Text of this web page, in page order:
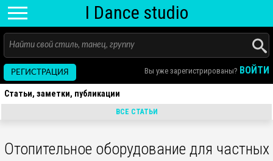
I Dance studio
Вы уже зарегистрированы? ВОЙТИ
РЕГИСТРАЦИЯ
Статьи, заметки, публикации
ВСЕ СТАТЬИ
Отопительное оборудование для частных